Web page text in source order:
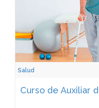
Salud
Curso de Auxiliar